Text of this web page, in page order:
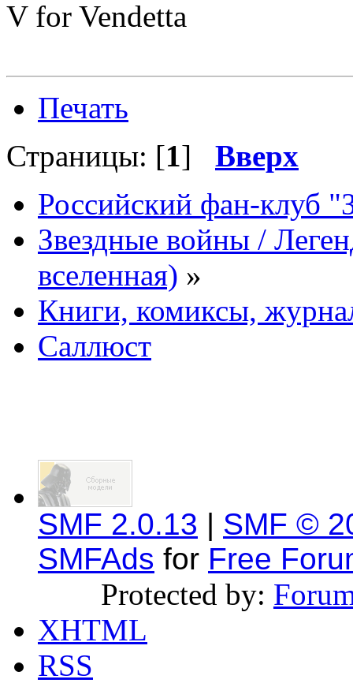
V for Vendetta
Печать
Страницы: [1] Вверх
Российский фан-клуб
Звездные войны /
вселенная) »
Книги, комиксы,
Саллюст
SMF 2.0.13 | SMF ©
SMFAds for Free
Protected by:
XHTML
RSS